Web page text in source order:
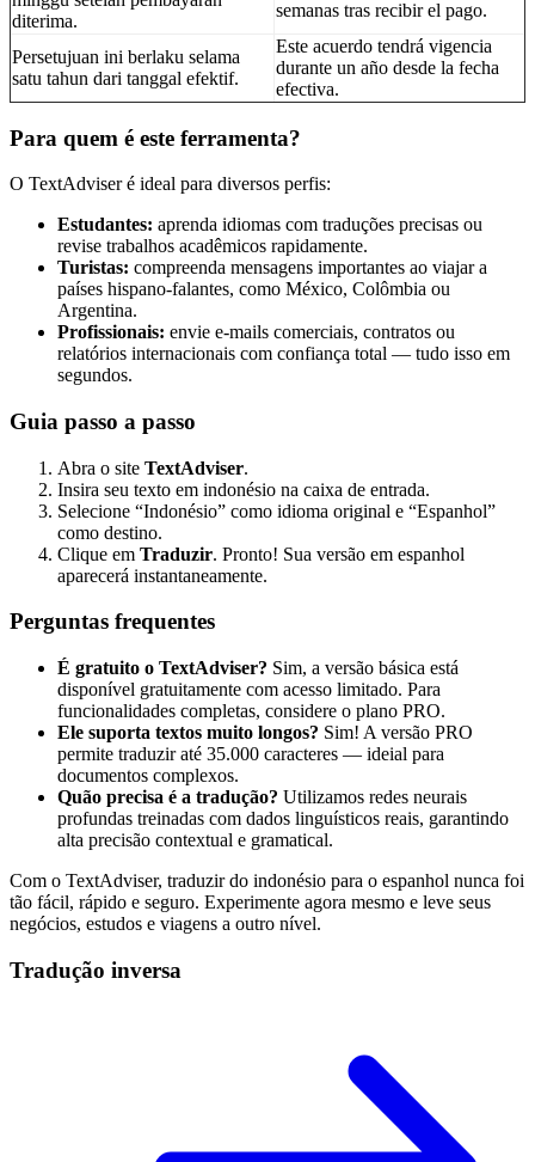
diterima.
semanas tras recibir el pago.
Persetujuan ini berlaku selama
satu tahun dari tanggal efektif.
Este acuerdo tendrá vigencia
durante un año desde la fecha
efectiva.
Para quem é este ferramenta?
O TextAdviser é ideal para diversos perfis:
Estudantes: aprenda idiomas com traduções precisas ou
revise trabalhos acadêmicos rapidamente.
Turistas: compreenda mensagens importantes ao viajar a
países hispano-falantes, como México, Colômbia ou
Argentina.
Profissionais: envie e-mails comerciais, contratos ou
relatórios internacionais com confiança total — tudo isso em
segundos.
Guia passo a passo
Abra o site TextAdviser.
Insira seu texto em indonésio na caixa de entrada.
Selecione “Indonésio” como idioma original e “Espanhol”
como destino.
Clique em Traduzir. Pronto! Sua versão em espanhol
aparecerá instantaneamente.
Perguntas frequentes
É gratuito o TextAdviser? Sim, a versão básica está
disponível gratuitamente com acesso limitado. Para
funcionalidades completas, considere o plano PRO.
Ele suporta textos muito longos? Sim! A versão PRO
permite traduzir até 35.000 caracteres — ideial para
documentos complexos.
Quão precisa é a tradução? Utilizamos redes neurais
profundas treinadas com dados linguísticos reais, garantindo
alta precisão contextual e gramatical.
Com o TextAdviser, traduzir do indonésio para o espanhol nunca foi
tão fácil, rápido e seguro. Experimente agora mesmo e leve seus
negócios, estudos e viagens a outro nível.
Tradução inversa